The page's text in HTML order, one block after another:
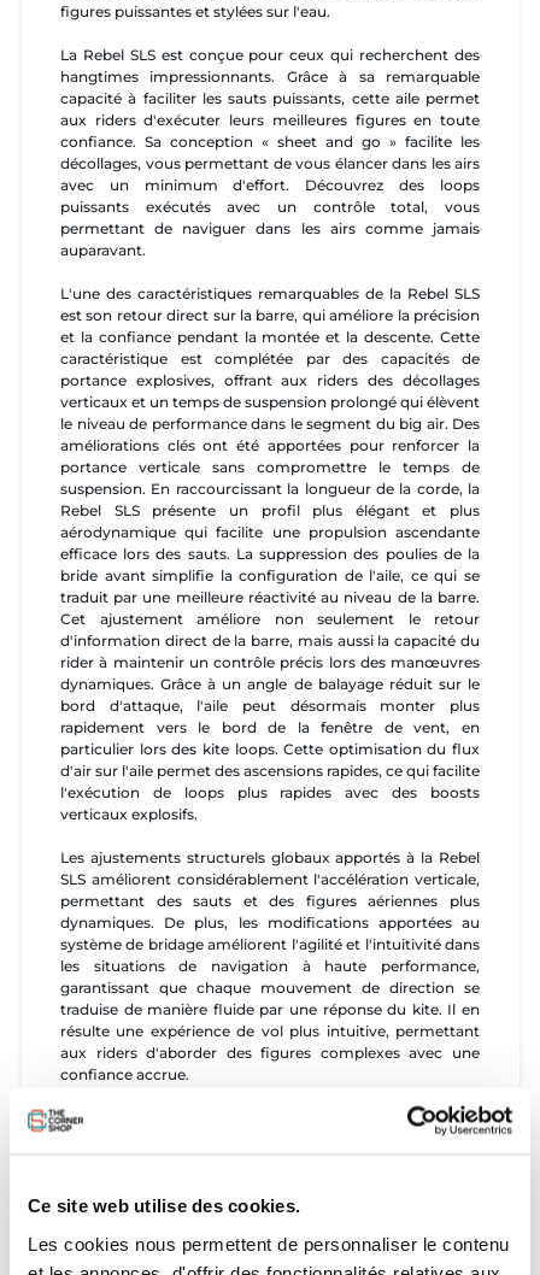
Ce site web utilise des cookies.
Les cookies nous permettent de personnaliser le contenu
figures puissantes et stylées sur l'eau.
La Rebel SLS est conçue pour ceux qui recherchent des
hangtimes impressionnants. Grâce à sa remarquable
capacité à faciliter les sauts puissants, cette aile permet
aux riders d'exécuter leurs meilleures figures en toute
confiance. Sa conception « sheet and go » facilite les
décollages, vous permettant de vous élancer dans les airs
avec un minimum d'effort. Découvrez des loops
puissants exécutés avec un contrôle total, vous
permettant de naviguer dans les airs comme jamais
auparavant.
L'une des caractéristiques remarquables de la Rebel SLS
est son retour direct sur la barre, qui améliore la précision
et la confiance pendant la montée et la descente. Cette
caractéristique est complétée par des capacités de
portance explosives, offrant aux riders des décollages
verticaux et un temps de suspension prolongé qui élèvent
le niveau de performance dans le segment du big air. Des
améliorations clés ont été apportées pour renforcer la
portance verticale sans compromettre le temps de
suspension. En raccourcissant la longueur de la corde, la
Rebel SLS présente un profil plus élégant et plus
aérodynamique qui facilite une propulsion ascendante
efficace lors des sauts. La suppression des poulies de la
bride avant simplifie la configuration de l'aile, ce qui se
traduit par une meilleure réactivité au niveau de la barre.
Cet ajustement améliore non seulement le retour
d'information direct de la barre, mais aussi la capacité du
rider à maintenir un contrôle précis lors des manœuvres
dynamiques. Grâce à un angle de balayage réduit sur le
bord d'attaque, l'aile peut désormais monter plus
rapidement vers le bord de la fenêtre de vent, en
particulier lors des kite loops. Cette optimisation du flux
d'air sur l'aile permet des ascensions rapides, ce qui facilite
l'exécution de loops plus rapides avec des boosts
verticaux explosifs.
Les ajustements structurels globaux apportés à la Rebel
SLS améliorent considérablement l'accélération verticale,
permettant des sauts et des figures aériennes plus
dynamiques. De plus, les modifications apportées au
système de bridage améliorent l'agilité et l'intuitivité dans
les situations de navigation à haute performance,
garantissant que chaque mouvement de direction se
traduise de manière fluide par une réponse du kite. Il en
résulte une expérience de vol plus intuitive, permettant
aux riders d'aborder des figures complexes avec une
confiance accrue.
La Duotone Rebel SLS est votre passeport pour les cieux.
Avec sa combinaison de portance puissante, de
termes de performances et de style. Élevez votre
avec la Rebel SLS 2026.